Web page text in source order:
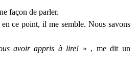
façon de parler.
en ce point, il me semble. Nous savons
avoir appris à lire! » , me dit un